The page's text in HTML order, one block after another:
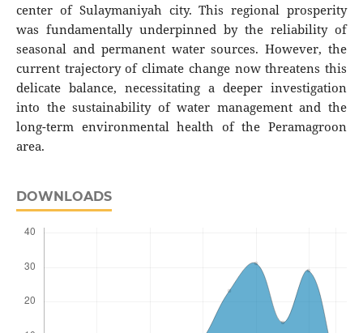
center of Sulaymaniyah city. This regional prosperity
was fundamentally underpinned by the reliability of
seasonal and permanent water sources. However, the
current trajectory of climate change now threatens this
delicate balance, necessitating a deeper investigation
into the sustainability of water management and the
long-term environmental health of the Peramagroon
area.
DOWNLOADS